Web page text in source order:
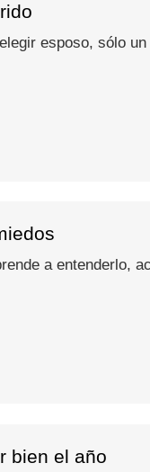
esposo, sólo
a entenderlo,
bien el año